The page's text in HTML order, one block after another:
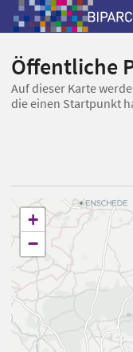
Öffentliche
Auf dieser Karte
die einen Startpunkt
+
−